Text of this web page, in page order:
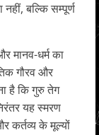
बल्कि सम्पूर्ण
मानव-धर्म का
गौरव और
है कि गुरु तेग
यह स्मरण
कर्तव्य के मूल्यों